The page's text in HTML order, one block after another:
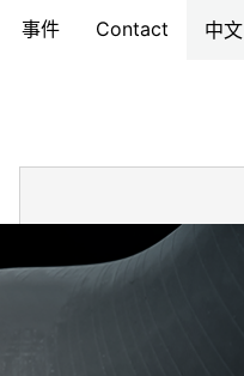
事件 Contact 中文